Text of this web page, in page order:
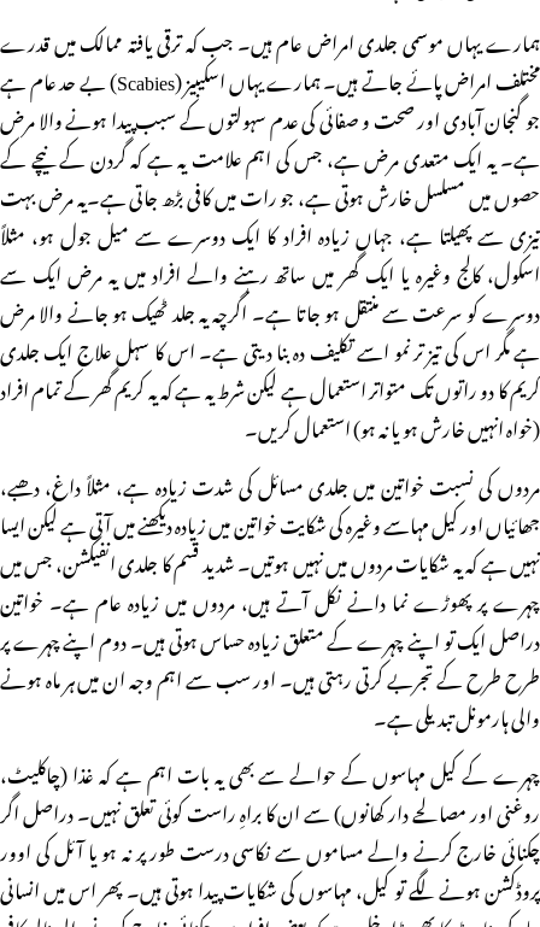
ہمارے یہاں موسمی جلدی امراض عام ہیں۔ جب کہ ترقی یافتہ ممالک میں قدرے
مختلف امراض پائے جاتے ہیں۔ ہمارے یہاں اسکیبیز (Scabies) بے حد عام ہے
جو گنجان آبادی اور صحت و صفائی کی عدم سہولتوں کے سبب پیدا ہونے والا مرض
ہے۔ یہ ایک متعدی مرض ہے، جس کی اہم علامت یہ ہے کہ گردن کے نیچے کے
حصوں میں مسلسل خارش ہوتی ہے، جو رات میں کافی بڑھ جاتی ہے۔یہ مرض بہت
تیزی سے پھیلتا ہے، جہاں زیادہ افراد کا ایک دوسرے سے میل جول ہو، مثلاً
اسکول، کالج وغیرہ یا ایک گھر میں ساتھ رہنے والے افراد میں یہ مرض ایک سے
دوسرے کو سرعت سے منتقل ہو جاتا ہے۔ اگرچہ یہ جلد ٹھیک ہو جانے والا مرض
ہے مگر اس کی تیز تر نمو اسے تکلیف دہ بنا دیتی ہے۔ اس کا سہل علاج ایک جلدی
کریم کا دو راتوں تک متواتر استعمال ہے لیکن شرط یہ ہے کہ یہ کریم گھر کے تمام افراد
(خواہ انہیں خارش ہو یا نہ ہو) استعمال کریں۔
مردوں کی نسبت خواتین میں جلدی مسائل کی شدت زیادہ ہے، مثلاً داغ، دھبے،
جھائیاں اور کیل مہاسے وغیرہ کی شکایت خواتین میں زیادہ دیکھنے میں آتی ہے لیکن ایسا
نہیں ہے کہ یہ شکایات مردوں میں نہیں ہوتیں۔ شدید قسم کا جلدی انفیکشن، جس میں
چہرے پر پھوڑے نما دانے نکل آتے ہیں، مردوں میں زیادہ عام ہے۔ خواتین
دراصل ایک تو اپنے چہرے کے متعلق زیادہ حساس ہوتی ہیں۔ دوم اپنے چہرے پر
طرح طرح کے تجربے کرتی رہتی ہیں۔ اور سب سے اہم وجہ ان میں ہر ماہ ہونے
والی ہارمونل تبدیلی ہے۔
چہرے کے کیل مہاسوں کے حوالے سے بھی یہ بات اہم ہے کہ غذا (چاکلیٹ،
روغنی اور مصالحے دار کھانوں) سے ان کا براہِ راست کوئی تعلق نہیں۔ دراصل اگر
چکنائی خارج کرنے والے مساموں سے نکاسی درست طور پر نہ ہو یا آئل کی اوور
پروڈکشن ہونے لگے تو کیل، مہاسوں کی شکایات پیدا ہوتی ہیں۔ پھر اس میں انسانی